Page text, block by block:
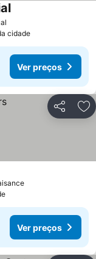
Ver preços
cidade
Ver preços
Partilhar
Ver preços
Ver preços